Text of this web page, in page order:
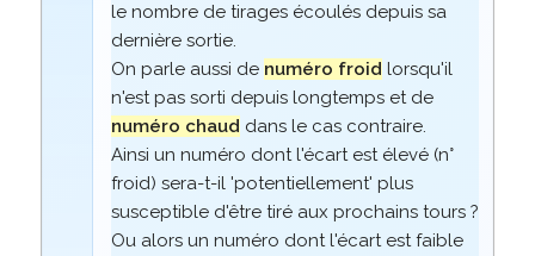
le nombre de tirages écoulés depuis sa
dernière sortie.
On parle aussi de numéro froid lorsqu'il
n'est pas sorti depuis longtemps et de
numéro chaud dans le cas contraire.
Ainsi un numéro dont l'écart est élevé (n°
froid) sera-t-il 'potentiellement' plus
susceptible d'être tiré aux prochains tours ?
Ou alors un numéro dont l'écart est faible